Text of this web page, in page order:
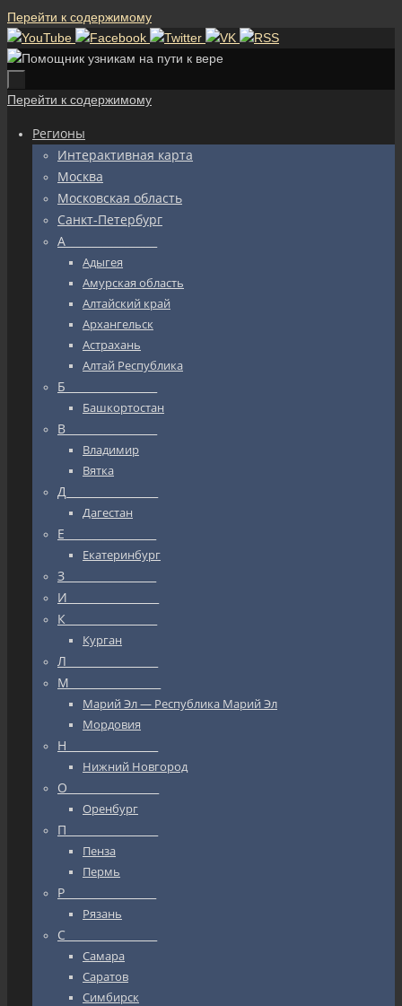
Перейти к содержимому
Перейти к содержимому
Регионы
Интерактивная карта
Москва
Московская область
Санкт-Петербург
А_________________
Адыгея
Амурская область
Алтайский край
Архангельск
Астрахань
Алтай Республика
Б_________________
Башкортостан
В_________________
Владимир
Вятка
Д_________________
Дагестан
Е_________________
Екатеринбург
З_________________
И_________________
К_________________
Курган
Л_________________
М_________________
Марий Эл — Республика Марий Эл
Мордовия
Н_________________
Нижний Новгород
О_________________
Оренбург
П_________________
Пенза
Пермь
Р_________________
Рязань
С_________________
Самара
Саратов
Симбирск